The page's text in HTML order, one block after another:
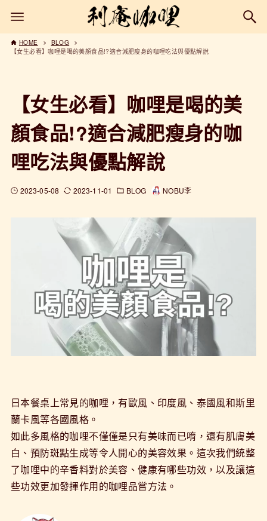
HOME
BLOG
【女生必看】咖哩是喝的美顏食品!?適合減肥瘦身的咖哩吃法與優點解說
【女生必看】咖哩是喝的美
顏食品!?適合減肥瘦身的咖
哩吃法與優點解說
2023-05-08 2023-11-01 BLOG NOBU李
日本餐桌上常見的咖哩，有歐風、印度風、泰國風和斯里
蘭卡風等各國風格。
如此多風格的咖哩不僅僅是只有美味而已唷，還有肌膚美
白、預防斑點生成等令人開心的美容效果。這次我們統整
了咖哩中的辛香料對於美容、健康有哪些功效，以及讓這
些功效更加發揮作用的咖哩品嘗方法。